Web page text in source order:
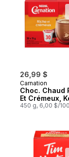
26,99 $
Carnation
Choc. Chaud
Et Crémeux,
450 g, 6,00 $/